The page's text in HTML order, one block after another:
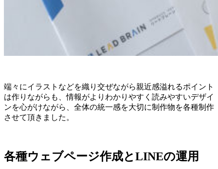
端々にイラストなどを織り交ぜながら親近感溢れるポイント
は作りながらも、情報がよりわかりやすく読みやすいデザイ
ンを心がけながら、全体の統一感を大切に制作物を各種制作
させて頂きました。
各種ウェブページ作成とLINEの運用